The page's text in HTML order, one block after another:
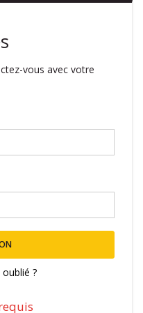
vous avec votre
?